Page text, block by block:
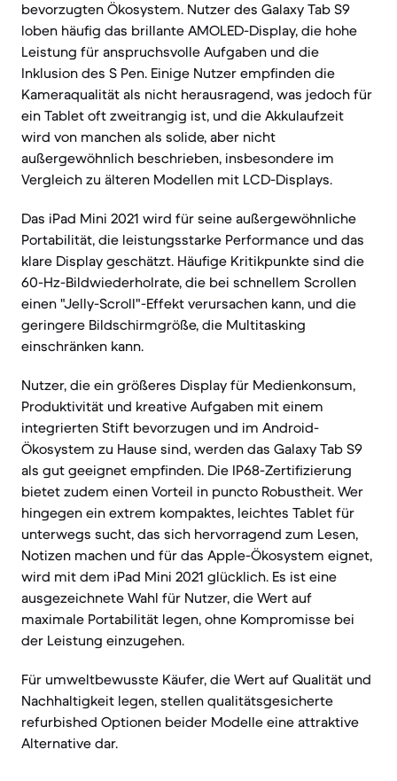
bevorzugten Ökosystem. Nutzer des Galaxy Tab S9
loben häufig das brillante AMOLED-Display, die hohe
Leistung für anspruchsvolle Aufgaben und die
Inklusion des S Pen. Einige Nutzer empfinden die
Kameraqualität als nicht herausragend, was jedoch für
ein Tablet oft zweitrangig ist, und die Akkulaufzeit
wird von manchen als solide, aber nicht
außergewöhnlich beschrieben, insbesondere im
Vergleich zu älteren Modellen mit LCD-Displays.
Das iPad Mini 2021 wird für seine außergewöhnliche
Portabilität, die leistungsstarke Performance und das
klare Display geschätzt. Häufige Kritikpunkte sind die
60-Hz-Bildwiederholrate, die bei schnellem Scrollen
einen "Jelly-Scroll"-Effekt verursachen kann, und die
geringere Bildschirmgröße, die Multitasking
einschränken kann.
Nutzer, die ein größeres Display für Medienkonsum,
Produktivität und kreative Aufgaben mit einem
integrierten Stift bevorzugen und im Android-
Ökosystem zu Hause sind, werden das Galaxy Tab S9
als gut geeignet empfinden. Die IP68-Zertifizierung
bietet zudem einen Vorteil in puncto Robustheit. Wer
hingegen ein extrem kompaktes, leichtes Tablet für
unterwegs sucht, das sich hervorragend zum Lesen,
Notizen machen und für das Apple-Ökosystem eignet,
wird mit dem iPad Mini 2021 glücklich. Es ist eine
ausgezeichnete Wahl für Nutzer, die Wert auf
maximale Portabilität legen, ohne Kompromisse bei
der Leistung einzugehen.
Für umweltbewusste Käufer, die Wert auf Qualität und
Nachhaltigkeit legen, stellen qualitätsgesicherte
refurbished Optionen beider Modelle eine attraktive
Alternative dar.